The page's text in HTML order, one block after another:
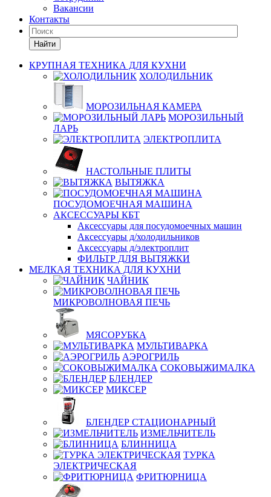
Вакансии
Контакты
Найти
КРУПНАЯ ТЕХНИКА ДЛЯ КУХНИ
ХОЛОДИЛЬНИК
МОРОЗИЛЬНАЯ КАМЕРА
МОРОЗИЛЬНЫЙ
ЛАРЬ
ЭЛЕКТРОПЛИТА
НАСТОЛЬНЫЕ ПЛИТЫ
ВЫТЯЖКА
ПОСУДОМОЕЧНАЯ МАШИНА
АКСЕССУАРЫ КБТ
Аксессуары для посудомоечных машин
Аксессуары д/холодильников
Аксессуары д/электроплит
ФИЛЬТР ДЛЯ ВЫТЯЖКИ
МЕЛКАЯ ТЕХНИКА ДЛЯ КУХНИ
ЧАЙНИК
МИКРОВОЛНОВАЯ ПЕЧЬ
МЯСОРУБКА
МУЛЬТИВАРКА
АЭРОГРИЛЬ
СОКОВЫЖИМАЛКА
БЛЕНДЕР
МИКСЕР
БЛЕНДЕР СТАЦИОНАРНЫЙ
ИЗМЕЛЬЧИТЕЛЬ
БЛИННИЦА
ТУРКА
ЭЛЕКТРИЧЕСКАЯ
ФРИТЮРНИЦА